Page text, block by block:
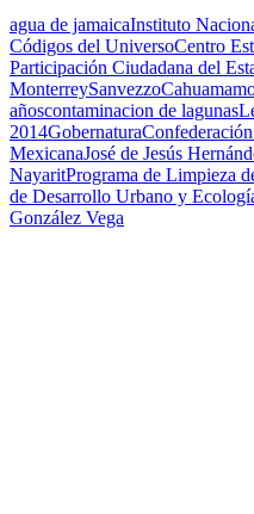
agua de jamaicaInstituto
Códigos del UniversoCentro
Participación Ciudadana del
MonterreySanvezzoCahuama
añoscontaminacion de lagunas
2014Gobernatura
MexicanaJosé de Jesús
NayaritPrograma de Limpieza
de Desarrollo Urbano y
González Vega